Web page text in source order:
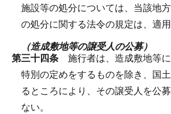
施設等の処分については、当該地
の処分に関する法令の規定は、適用
（造成敷地等の譲受人の公募）
第三十四条 施行者は、造成敷地等
特別の定めをするものを除き、国
るところにより、その譲受人を公
ない。